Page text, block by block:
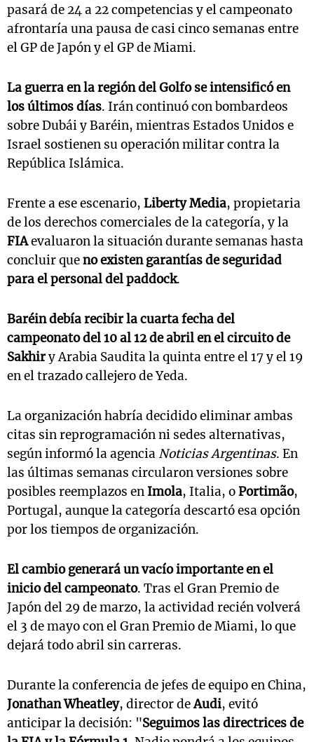
pasará de 24 a 22 competencias y el campeonato
afrontaría una pausa de casi cinco semanas entre
el GP de Japón y el GP de Miami.
La guerra en la región del Golfo se intensificó en
los últimos días. Irán continuó con bombardeos
sobre Dubái y Baréin, mientras Estados Unidos e
Israel sostienen su operación militar contra la
República Islámica.
Frente a ese escenario, Liberty Media, propietaria
de los derechos comerciales de la categoría, y la
FIAevaluaron la situación durante semanas hasta
concluir queno existen garantías de seguridad
para el personal del paddock.
Baréin debía recibir la cuarta fecha del
campeonato del 10 al 12 de abril en el circuito de
Sakhiry Arabia Saudita la quinta entre el 17 y el 19
en el trazado callejero de Yeda.
La organización habría decidido eliminar ambas
citas sin reprogramación ni sedes alternativas,
según informó la agencia Noticias Argentinas. En
las últimas semanas circularon versiones sobre
posibles reemplazos en Imola, Italia, oPortimão,
Portugal, aunque la categoría descartó esa opción
por los tiempos de organización.
El cambio generará un vacío importante en el
inicio del campeonato. Tras el Gran Premio de
Japón del 29 de marzo, la actividad recién volverá
el 3 de mayo con el Gran Premio de Miami, lo que
dejará todo abril sin carreras.
Durante la conferencia de jefes de equipo en China,
Jonathan Wheatley, director deAudi, evitó
anticipar la decisión: "Seguimos las directrices de